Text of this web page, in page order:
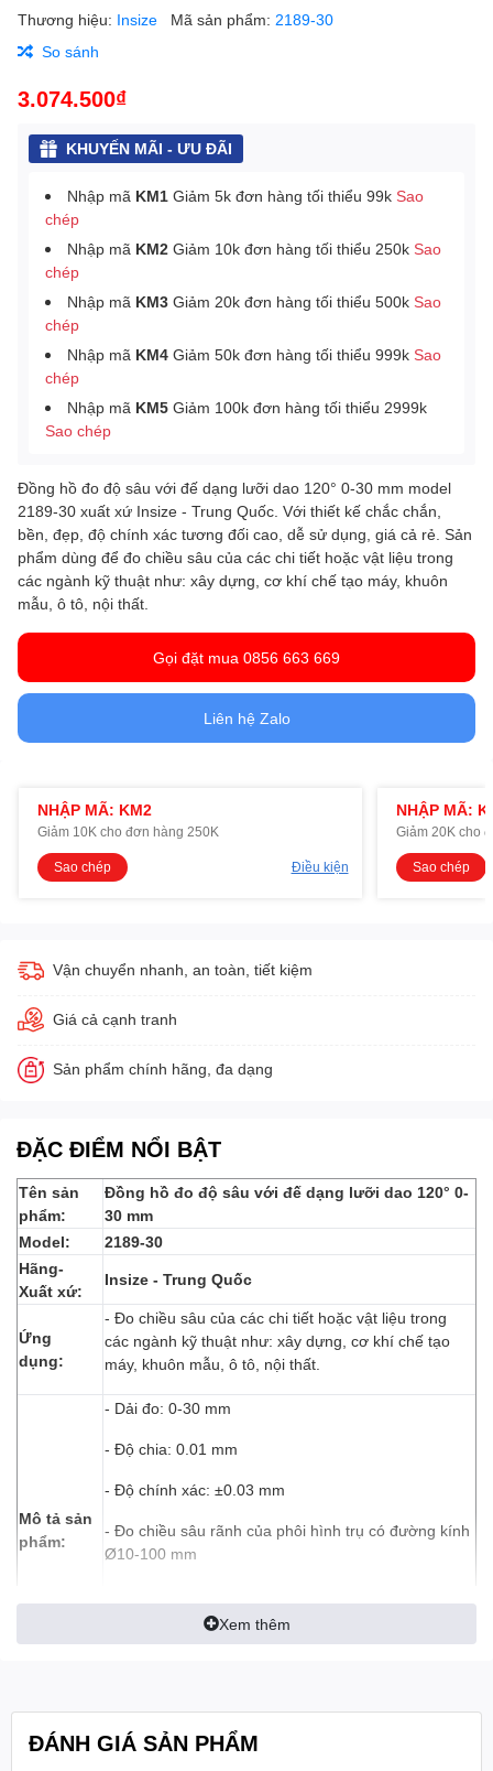
Thương hiệu: Insize Mã sản phẩm: 2189-30
So sánh
3.074.500₫
KHUYẾN MÃI - ƯU ĐÃI
Nhập mã KM1 Giảm 5k đơn hàng tối thiểu 99k Sao
chép
Nhập mã KM2 Giảm 10k đơn hàng tối thiểu 250k Sao
chép
Nhập mã KM3 Giảm 20k đơn hàng tối thiểu 500k Sao
chép
Nhập mã KM4 Giảm 50k đơn hàng tối thiểu 999k Sao
chép
Nhập mã KM5 Giảm 100k đơn hàng tối thiểu 2999k
Sao chép
Đồng hồ đo độ sâu với đế dạng lưỡi dao 120° 0-30 mm model
2189-30 xuất xứ Insize - Trung Quốc. Với thiết kế chắc chắn,
bền, đẹp, độ chính xác tương đối cao, dễ sử dụng, giá cả rẻ. Sản
phẩm dùng để đo chiều sâu của các chi tiết hoặc vật liệu trong
các ngành kỹ thuật như: xây dựng, cơ khí chế tạo máy, khuôn
mẫu, ô tô, nội thất.
Gọi đặt mua 0856 663 669
Liên hệ Zalo
NHẬP MÃ: KM2
Giảm 10K cho đơn hàng 250K
Sao chép Điều kiện
NHẬP MÃ:
Giảm 20K cho
Sao chép
Vận chuyển nhanh, an toàn, tiết kiệm
Giá cả cạnh tranh
Sản phẩm chính hãng, đa dạng
ĐẶC ĐIỂM NỔI BẬT
Tên sản
phẩm:
Đồng hồ đo độ sâu với đế dạng lưỡi dao 120° 0-
30 mm
Model:
2189-30
Hãng-
Xuất xứ:
Insize - Trung Quốc
Ứng
dụng:
- Đo chiều sâu của các chi tiết hoặc vật liệu trong
các ngành kỹ thuật như: xây dựng, cơ khí chế tạo
máy, khuôn mẫu, ô tô, nội thất.
Mô tả sản
phẩm:
- Dải đo: 0-30 mm
- Độ chia: 0.01 mm
- Độ chính xác: ±0.03 mm
- Đo chiều sâu rãnh của phôi hình trụ có đường kính
Ø10-100 mm
Xem thêm
ĐÁNH GIÁ SẢN PHẨM